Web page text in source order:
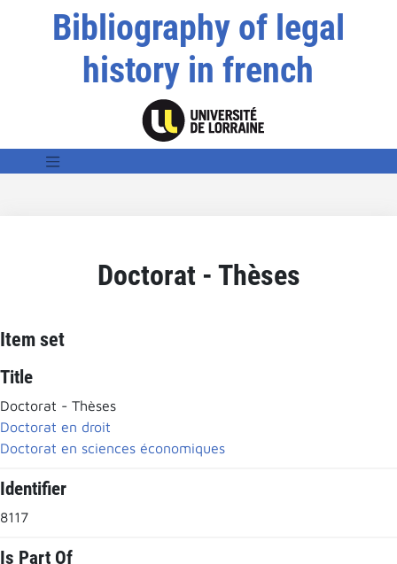
Bibliography of legal
history in french
Doctorat - Thèses
Item set
Title
Doctorat - Thèses
Doctorat en droit
Doctorat en sciences économiques
Identifier
8117
Is Part Of